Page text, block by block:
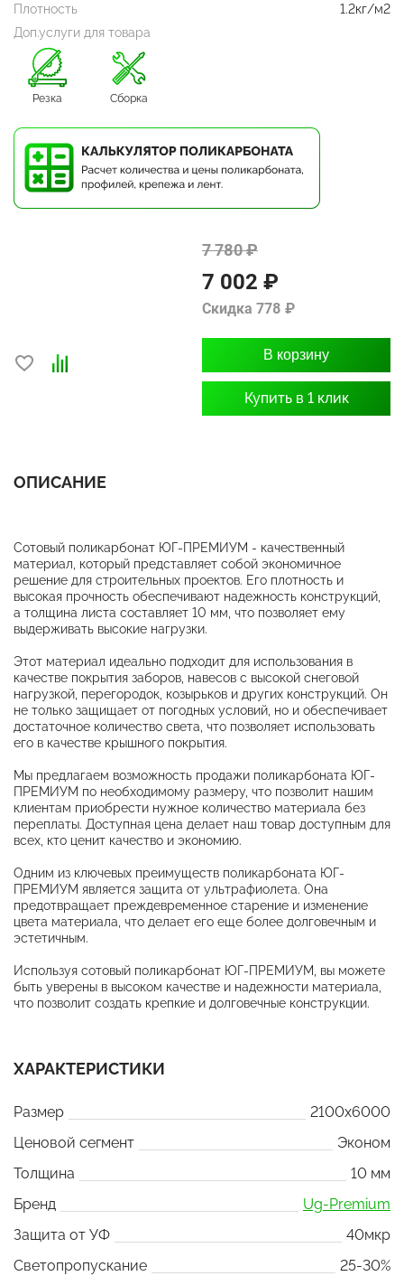
Плотность
1.2кг/м2
Доп.услуги для товара
Резка Сборка
7 780 ₽
7 002 ₽
Скидка 778 ₽
В корзину
Купить в 1 клик
ОПИСАНИЕ
Сотовый поликарбонат ЮГ-ПРЕМИУМ - качественный
материал, который представляет собой экономичное
решение для строительных проектов. Его плотность и
высокая прочность обеспечивают надежность конструкций,
а толщина листа составляет 10 мм, что позволяет ему
выдерживать высокие нагрузки.
Этот материал идеально подходит для использования в
качестве покрытия заборов, навесов с высокой снеговой
нагрузкой, перегородок, козырьков и других конструкций. Он
не только защищает от погодных условий, но и обеспечивает
достаточное количество света, что позволяет использовать
его в качестве крышного покрытия.
Мы предлагаем возможность продажи поликарбоната ЮГ-
ПРЕМИУМ по необходимому размеру, что позволит нашим
клиентам приобрести нужное количество материала без
переплаты. Доступная цена делает наш товар доступным для
всех, кто ценит качество и экономию.
Одним из ключевых преимуществ поликарбоната ЮГ-
ПРЕМИУМ является защита от ультрафиолета. Она
предотвращает преждевременное старение и изменение
цвета материала, что делает его еще более долговечным и
эстетичным.
Используя сотовый поликарбонат ЮГ-ПРЕМИУМ, вы можете
быть уверены в высоком качестве и надежности материала,
что позволит создать крепкие и долговечные конструкции.
ХАРАКТЕРИСТИКИ
Размер
2100x6000
Ценовой сегмент
Эконом
Толщина
10 мм
Бренд
Ug-Premium
Защита от УФ
40мкр
Светопропускание
25-30%